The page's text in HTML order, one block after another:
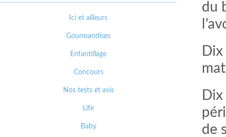
du
Dix
de
Ici et ailleurs
Gourmandises
Enfantillage
Concours
Nos tests et avis
Life
Baby